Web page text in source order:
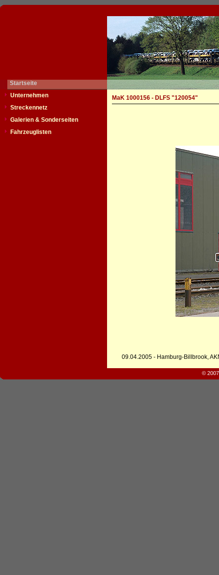
Startseite
Unternehmen
Streckennetz
Galerien & Sonderseiten
Fahrzeuglisten
MaK 1000156 - DLFS "120054"
09.04.2005 - Hamburg-Billbrook,
©